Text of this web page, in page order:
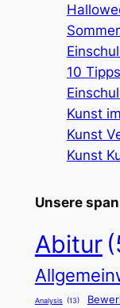
10
Kunst
Kunst
Kunst
Unsere
Abitur
Analysis (13)